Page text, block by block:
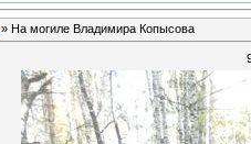
» На могиле Владимира Копысова